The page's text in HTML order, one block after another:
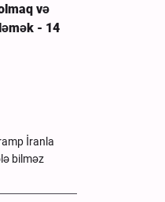
və
- 14
İranla
bilməz